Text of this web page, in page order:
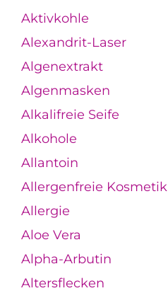
Aktivkohle
Alexandrit-Laser
Algenextrakt
Algenmasken
Alkalifreie Seife
Alkohole
Allantoin
Allergenfreie Kosmetik
Allergie
Aloe Vera
Alpha-Arbutin
Altersflecken